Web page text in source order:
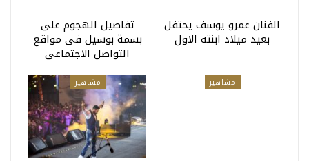
الفنان عمرو يوسف يحتفل
بعيد ميلاد ابنته الاول
تفاصيل الهجوم على
بسمة بوسيل فى مواقع
التواصل الاجتماعى
مشاهير مشاهير